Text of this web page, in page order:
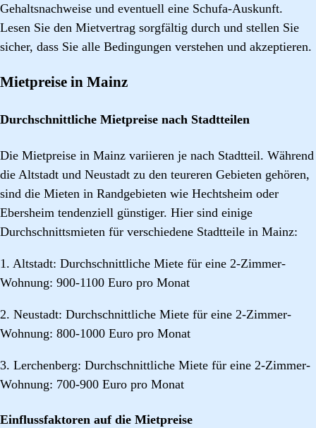
Gehaltsnachweise und eventuell eine Schufa-Auskunft.
Lesen Sie den Mietvertrag sorgfältig durch und stellen Sie
sicher, dass Sie alle Bedingungen verstehen und akzeptieren.
Mietpreise in Mainz
Durchschnittliche Mietpreise nach Stadtteilen
Die Mietpreise in Mainz variieren je nach Stadtteil. Während
die Altstadt und Neustadt zu den teureren Gebieten gehören,
sind die Mieten in Randgebieten wie Hechtsheim oder
Ebersheim tendenziell günstiger. Hier sind einige
Durchschnittsmieten für verschiedene Stadtteile in Mainz:
1. Altstadt: Durchschnittliche Miete für eine 2-Zimmer-
Wohnung: 900-1100 Euro pro Monat
2. Neustadt: Durchschnittliche Miete für eine 2-Zimmer-
Wohnung: 800-1000 Euro pro Monat
3. Lerchenberg: Durchschnittliche Miete für eine 2-Zimmer-
Wohnung: 700-900 Euro pro Monat
Einflussfaktoren auf die Mietpreise